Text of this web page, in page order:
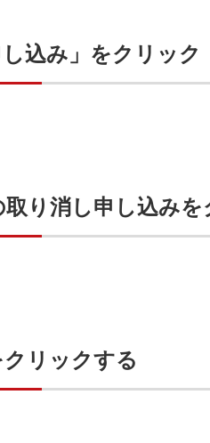
し込み」をクリック
り消し申し込みを
リックする